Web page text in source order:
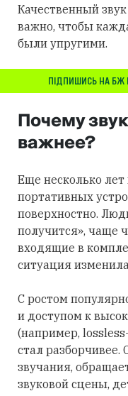
Качественный
важно, чтобы
были упругими.
ПІДПИШИСЬ НА БЖ
Почему
важнее?
Еще несколько лет
портативных
поверхностно.
получится», чаще
входящие в
ситуация
С ростом
и доступом к
(например,
стал
звучания,
звуковой сцены,